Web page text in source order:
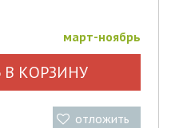
март-ноябрь
КОРЗИНУ
отложить